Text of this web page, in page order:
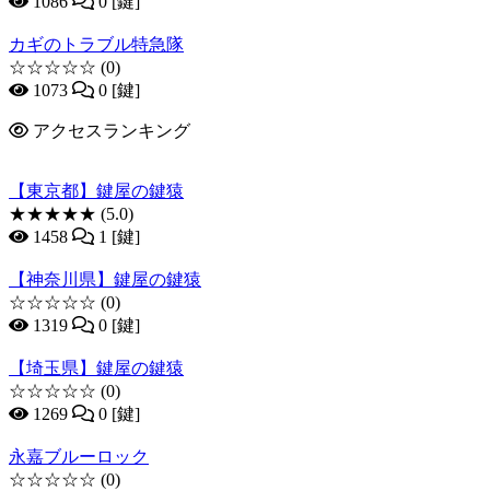
カギのトラブル特急隊
☆☆☆☆☆ (0)
1073
0 [鍵]
アクセスランキング
【東京都】鍵屋の鍵猿
★★★★★ (5.0)
1458
1 [鍵]
【神奈川県】鍵屋の鍵猿
☆☆☆☆☆ (0)
1319
0 [鍵]
【埼玉県】鍵屋の鍵猿
☆☆☆☆☆ (0)
1269
0 [鍵]
永嘉ブルーロック
☆☆☆☆☆ (0)